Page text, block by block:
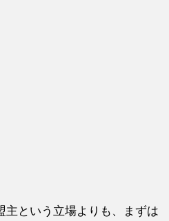
主という立場よりも、まずは